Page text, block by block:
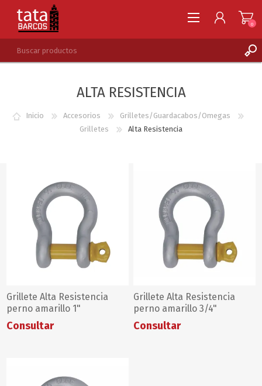
0
ALTA RESISTENCIA
Inicio Accesorios
Grilletes/Guardacabos/Omegas
Grilletes
Alta Resistencia
Grillete Alta Resistencia
perno amarillo 1"
Consultar
Grillete Alta Resistencia
perno amarillo 3/4"
Consultar